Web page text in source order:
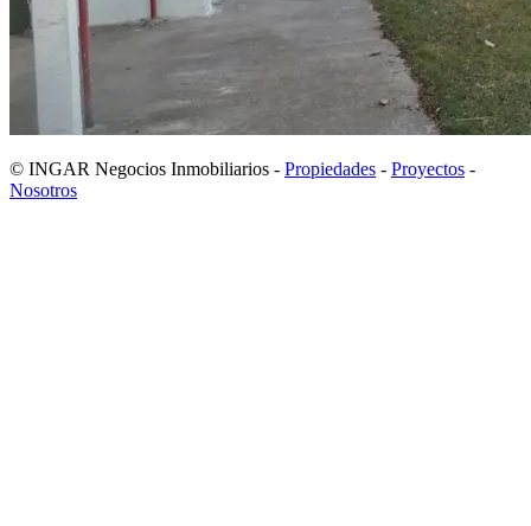
© INGAR Negocios Inmobiliarios - Propiedades - Proyectos -
Nosotros